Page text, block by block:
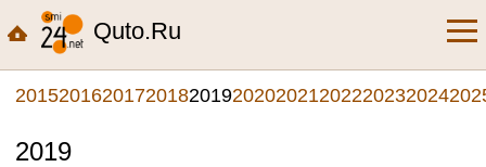
Quto.Ru
2015201620172018201920202021202220232024
2019